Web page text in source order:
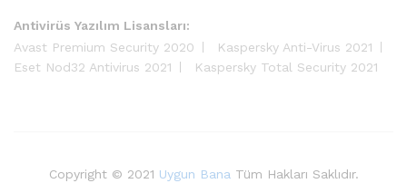
Antivirüs Yazılım Lisansları:
Avast Premium Security 2020
Kaspersky Anti-Virus 2021
Eset Nod32 Antivirus 2021
Kaspersky Total Security 2021
Copyright © 2021 Uygun Bana Tüm Hakları Saklıdır.